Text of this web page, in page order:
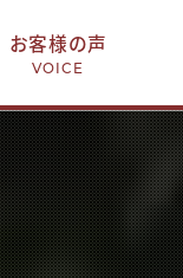
お客様の声
VOICE